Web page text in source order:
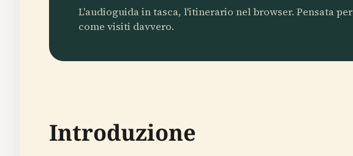
L'audioguida in tasca, l'itinerario nel browser. Pensata per
come visiti davvero.
Introduzione